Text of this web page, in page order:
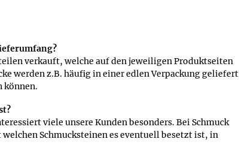
verkauft, welche auf den jeweiligen Produktseiten
werden z.B. häufig in einer edlen Verpackung geliefert
können.
viele unsere Kunden besonders. Bei Schmuck
Schmucksteinen es eventuell besetzt ist, in